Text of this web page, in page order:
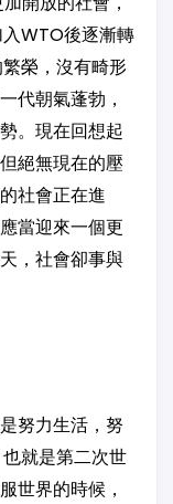
WTO後逐漸轉
榮，沒有畸形
代朝氣蓬勃，
。現在回想起
絕無現在的壓
社會正在進
當迎來一個更
，社會卻事與
努力生活，努
就是第二次世
世界的時候，